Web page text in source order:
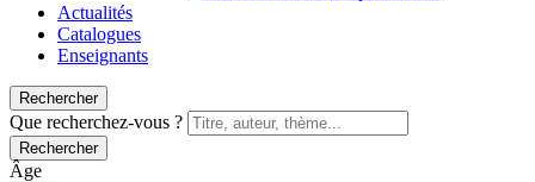
Actualités
Catalogues
Enseignants
Rechercher
Que recherchez-vous ?
Rechercher
Âge